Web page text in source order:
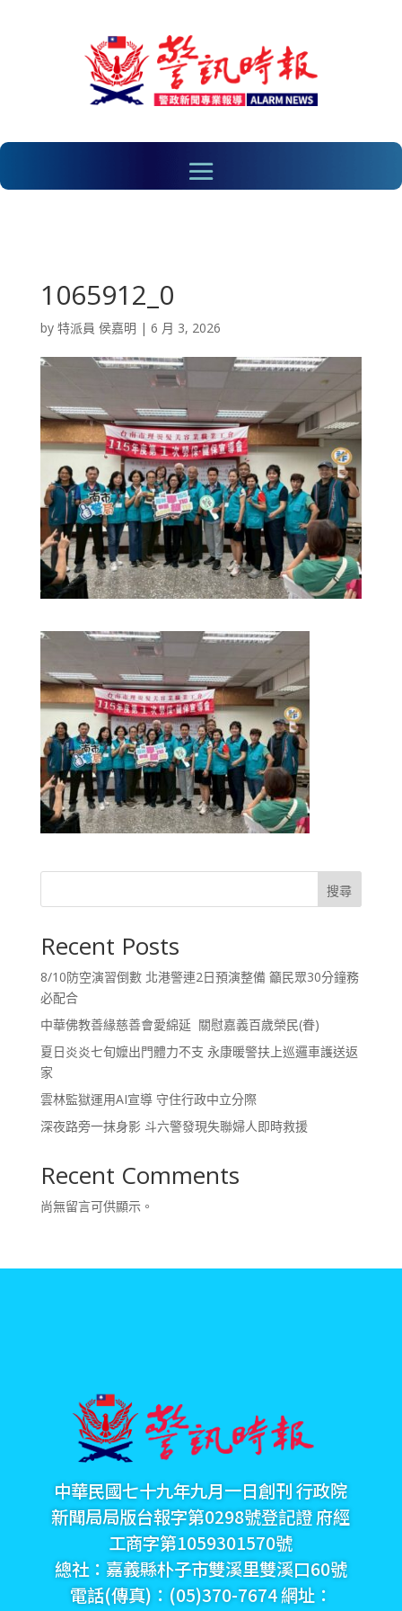
1065912_0
by 特派員 侯嘉明 | 6 月 3, 2026
搜尋
Recent Posts
8/10防空演習倒數 北港警連2日預演整備 籲民眾30分鐘務
必配合
中華佛教善緣慈善會愛綿延 關慰嘉義百歲榮民(眷)
夏日炎炎七旬嬤出門體力不支 永康暖警扶上巡邏車護送返
家
雲林監獄運用AI宣導 守住行政中立分際
深夜路旁一抹身影 斗六警發現失聯婦人即時救援
Recent Comments
尚無留言可供顯示。
中華民國七十九年九月一日創刊 行政院
新聞局局版台報字第0298號登記證 府經
工商字第1059301570號
總社：嘉義縣朴子市雙溪里雙溪口60號
電話(傳真)：(05)370-7674 網址：